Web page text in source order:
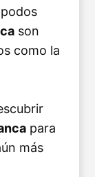
son
como la
para
más